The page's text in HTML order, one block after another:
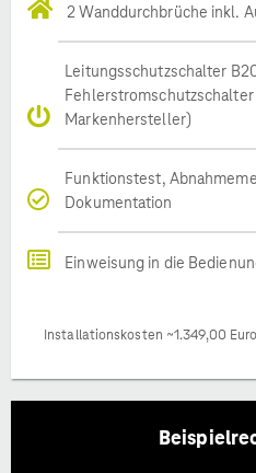
2 Wanddurchbrüche inkl.
Leitungsschutzschalter
Markenhersteller)
Funktionstest,
Dokumentation
Einweisung in die
Installationskosten ~1.349,00 Euro